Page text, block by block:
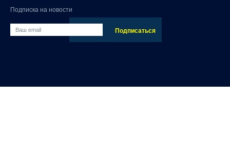
Подписка на новости